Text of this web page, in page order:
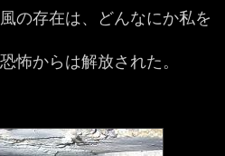
の存在は、どんなにか私を
怖からは解放された。